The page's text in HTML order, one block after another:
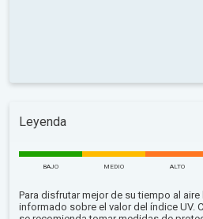
Leyenda
BAJO MEDIO ALTO
Para disfrutar mejor de su tiempo al
informado sobre el valor del índice UV.